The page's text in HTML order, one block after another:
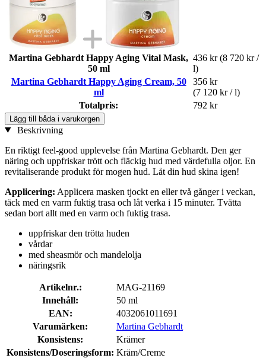
Martina Gebhardt Happy Aging Vital Mask,
50 ml
436 kr (8 720 kr /
l)
Martina Gebhardt Happy Aging Cream, 50
ml
356 kr
(7 120 kr / l)
Totalpris:
792 kr
Lägg till båda i varukorgen
Beskrivning
En riktigt feel-good upplevelse från Martina Gebhardt. Den ger
näring och uppfriskar trött och fläckig hud med värdefulla oljor. En
revitaliserande produkt för mogen hud. Låt din hud skina igen!
Applicering: Applicera masken tjockt en eller två gånger i veckan,
täck med en varm fuktig trasa och låt verka i 15 minuter. Tvätta
sedan bort allt med en varm och fuktig trasa.
uppfriskar den trötta huden
vårdar
med sheasmör och mandelolja
näringsrik
Artikelnr.:
MAG-21169
Innehåll:
50 ml
EAN:
4032061011691
Varumärken:
Martina Gebhardt
Konsistens:
Krämer
Konsistens/Doseringsform: Kräm/Creme